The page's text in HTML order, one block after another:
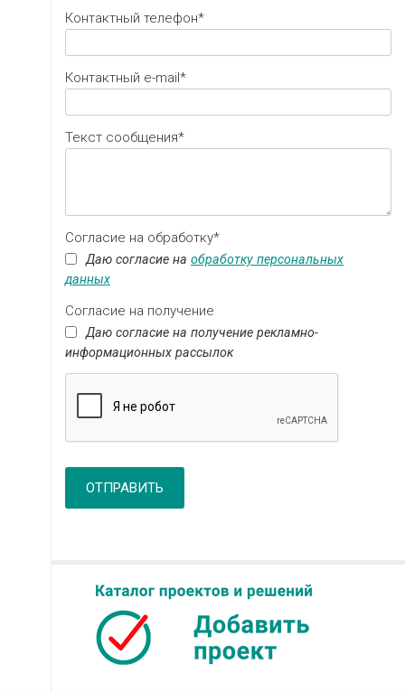
Контактный телефон*
Контактный e-mail*
Текст сообщения*
Согласие на обработку*
Даю согласие на обработку персональных
данных
Согласие на получение
Даю согласие на получение рекламно-
информационных рассылок
ОТПРАВИТЬ